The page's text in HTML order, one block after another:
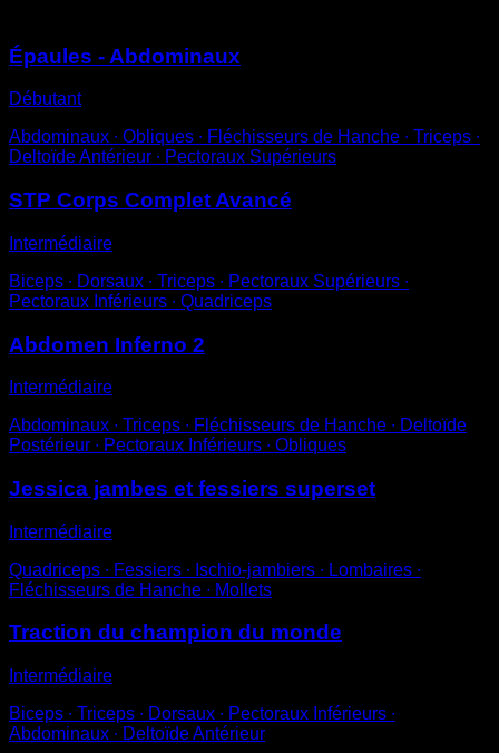
Épaules - Abdominaux
Débutant
Abdominaux ∙ Obliques ∙ Fléchisseurs de Hanche ∙ Triceps ∙
Deltoïde Antérieur ∙ Pectoraux Supérieurs
STP Corps Complet Avancé
Intermédiaire
Biceps ∙ Dorsaux ∙ Triceps ∙ Pectoraux Supérieurs ∙
Pectoraux Inférieurs ∙ Quadriceps
Abdomen Inferno 2
Intermédiaire
Abdominaux ∙ Triceps ∙ Fléchisseurs de Hanche ∙ Deltoïde
Postérieur ∙ Pectoraux Inférieurs ∙ Obliques
Jessica jambes et fessiers superset
Intermédiaire
Quadriceps ∙ Fessiers ∙ Ischio-jambiers ∙ Lombaires ∙
Fléchisseurs de Hanche ∙ Mollets
Traction du champion du monde
Intermédiaire
Biceps ∙ Triceps ∙ Dorsaux ∙ Pectoraux Inférieurs ∙
Abdominaux ∙ Deltoïde Antérieur